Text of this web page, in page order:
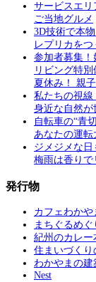
サービスエ
ご当地グルメ
3D技術で本物
レプリカを
参加者募集！
リビング特
夏休み！ 親
私たちの視線
身近な自然が
自転車の“青
あなたの運転
ジメジメな日
梅雨は香りで
発行物
カフェわかや
まちぐるめぐ
紀州のカレー
住まいづくり
わかやまの建
Nest